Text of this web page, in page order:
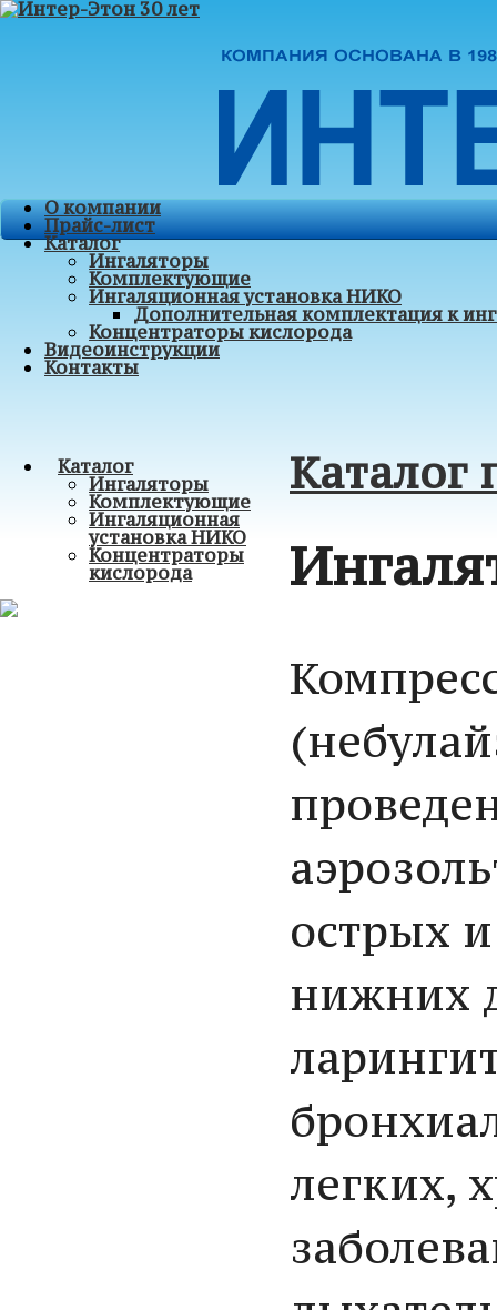
О компании
Прайс-лист
Каталог
Ингаляторы
Комплектующие
Ингаляционная установка НИКО
Дополнительная комплектация к
Концентраторы кислорода
Видеоинструкции
Контакты
Каталог
острых
нижних
легких,
Каталог
Ингаляторы
Комплектующие
Ингаляционная
установка НИКО
Концентраторы
кислорода